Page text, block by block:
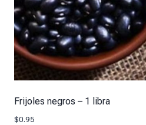
Frijoles negros – 1 libra
$0.95